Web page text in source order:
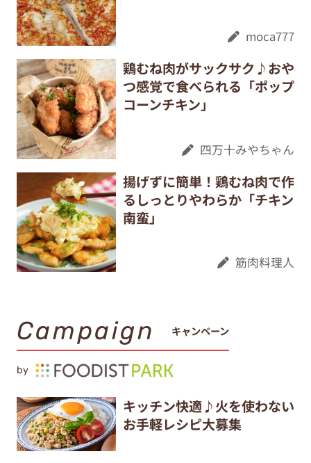
moca777
鶏むね肉がサックサク♪おや
つ感覚で食べられる「ポップ
コーンチキン」
四万十みやちゃん
揚げずに簡単！鶏むね肉で作
るしっとりやわらか「チキン
南蛮」
筋肉料理人
Campaign キャンペーン
by
キッチン快適♪火を使わない
お手軽レシピ大募集